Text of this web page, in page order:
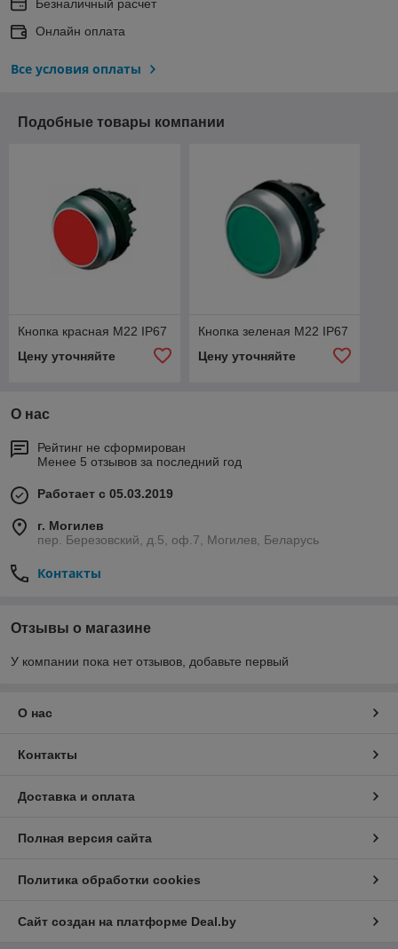
Безналичный расчет
Онлайн оплата
Все условия оплаты
Подобные товары компании
Кнопка красная M22 IP67
Цену уточняйте
Кнопка зеленая M22 IP67
Цену уточняйте
О нас
Рейтинг не сформирован
Менее 5 отзывов за последний год
Работает с 05.03.2019
г. Могилев
пер. Березовский, д.5, оф.7, Могилев, Беларусь
Контакты
Отзывы о магазине
У компании пока нет отзывов, добавьте первый
О нас
Контакты
Доставка и оплата
Полная версия сайта
Политика обработки cookies
Сайт создан на платформе Deal.by